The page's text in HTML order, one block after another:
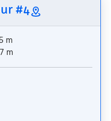
#4
m
m